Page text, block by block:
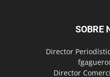
SOBRE
Director
Director